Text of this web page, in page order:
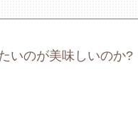
いのが美味しいのか?